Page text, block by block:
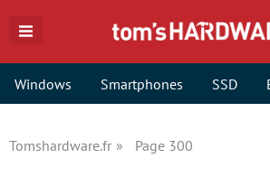
Windows Smartphones SSD
Tomshardware.fr Page 300